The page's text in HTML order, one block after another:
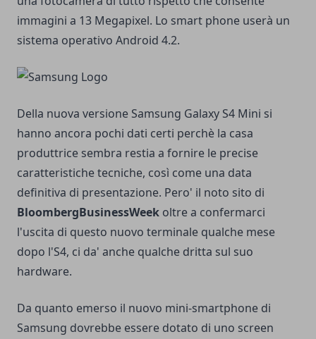
immagini a 13 Megapixel. Lo smart phone userà un
sistema operativo Android 4.2.
Della nuova versione Samsung Galaxy S4 Mini si
hanno ancora pochi dati certi perchè la casa
produttrice sembra restia a fornire le precise
caratteristiche tecniche, così come una data
definitiva di presentazione. Pero' il noto sito di
BloombergBusinessWeek oltre a confermarci
l'uscita di questo nuovo terminale qualche mese
dopo l'S4, ci da' anche qualche dritta sul suo
hardware.
Da quanto emerso il nuovo mini-smartphone di
Samsung dovrebbe essere dotato di uno screen